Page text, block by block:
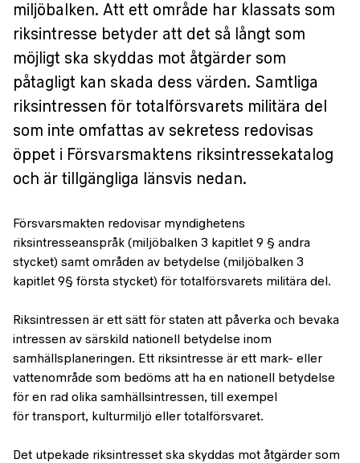
miljöbalken. Att ett område har klassats som
riksintresse betyder att det så långt som
möjligt ska skyddas mot åtgärder som
påtagligt kan skada dess värden. Samtliga
riksintressen för totalförsvarets militära del
som inte omfattas av sekretess redovisas
öppet i Försvarsmaktens riksintressekatalog
och är tillgängliga länsvis nedan.
Försvarsmakten redovisar myndighetens
riksintresseanspråk (miljöbalken 3 kapitlet 9 § andra
stycket) samt områden av betydelse (miljöbalken 3
kapitlet 9§ första stycket) för totalförsvarets militära del.
Riksintressen är ett sätt för staten att påverka och bevaka
intressen av särskild nationell betydelse inom
samhällsplaneringen. Ett riksintresse är ett mark- eller
vattenområde som bedöms att ha en nationell betydelse
för en rad olika samhällsintressen, till exempel
för transport, kulturmiljö eller totalförsvaret.
Det utpekade riksintresset ska skyddas mot åtgärder som